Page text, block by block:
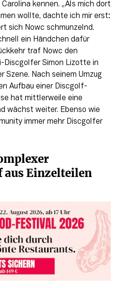
kennen. „Als mich dort
wollte, dachte ich mir erst:
sich Nowc schmunzelnd.
ein Händchen dafür
traf Nowc den
Simon Lizotte in
Szene. Nach seinem Umzug
Aufbau einer Discgolf-
hat mittlerweile eine
wächst weiter. Ebenso wie
immer mehr Discgolfer
aus Einzelteilen